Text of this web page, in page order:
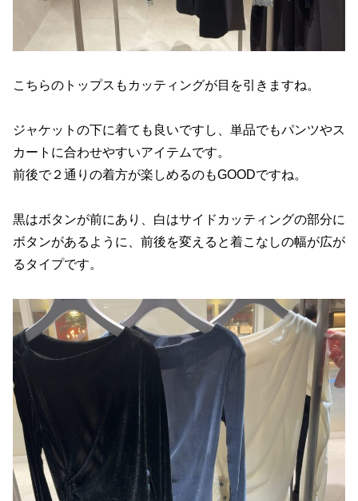
こちらのトップスもカッティングが目を引きますね。
ジャケットの下に着ても良いですし、単品でもパンツやス
カートに合わせやすいアイテムです。
前後で２通りの着方が楽しめるのもGOODですね。
黒はボタンが前にあり、白はサイドカッティングの部分に
ボタンがあるように、前後を変えると着こなしの幅が広が
るタイプです。